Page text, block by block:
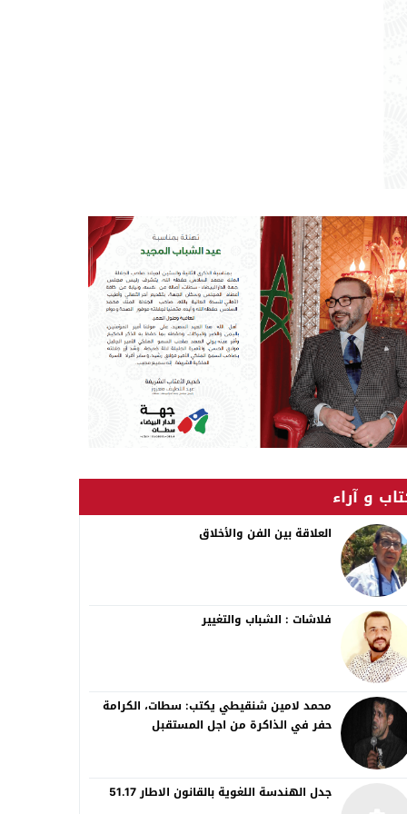
و آراء
العلاقة بين الفن والأخلاق
فلاشات : الشباب والتغيير
محمد لامين شنقيطي يكتب: سطات، الكرامة
حفر في الذاكرة من اجل المستقبل
جدل الهندسة اللغوية بالقانون الاطار 51.17